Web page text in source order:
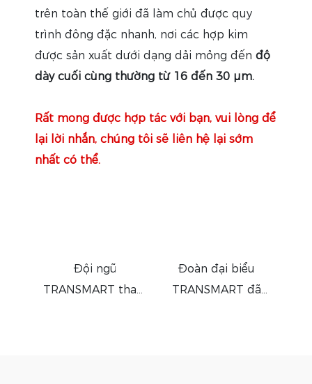
trên toàn thế giới đã làm chủ được quy
trình đông đặc nhanh, nơi các hợp kim
được sản xuất dưới dạng dải mỏng đến độ
dày cuối cùng thường từ 16 đến 30 μm.
Rất mong được hợp tác với bạn, vui lòng để
lại lời nhắn, chúng tôi sẽ liên hệ lại sớm
nhất có thể.
Đội ngũ
TRANSMART tham
Đoàn đại biểu
TRANSMART đã